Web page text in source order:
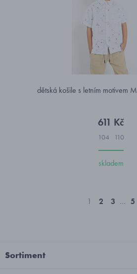
dětská košile s letním motivem
611 Kč
104 110
skladem
1 2 3 … 5
Sortiment